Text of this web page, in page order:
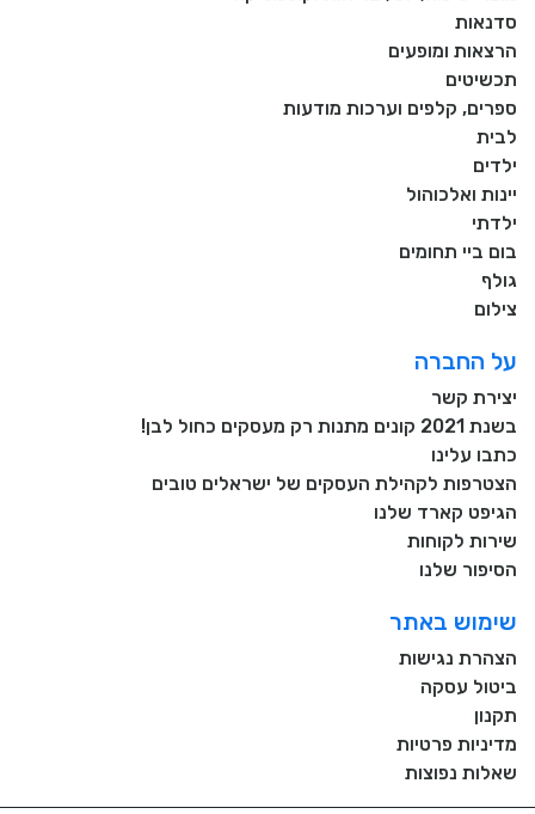
סדנאות
הרצאות ומופעים
תכשיטים
ספרים, קלפים וערכות מודעות
לבית
ילדים
יינות ואלכוהול
ילדתי
בום ביי תחומים
גולף
צילום
על החברה
יצירת קשר
בשנת 2021 קונים מתנות רק מעסקים כחול לבן!
כתבו עלינו
הצטרפות לקהילת העסקים של ישראלים טובים
הגיפט קארד שלנו
שירות לקוחות
הסיפור שלנו
שימוש באתר
הצהרת נגישות
ביטול עסקה
תקנון
מדיניות פרטיות
שאלות נפוצות